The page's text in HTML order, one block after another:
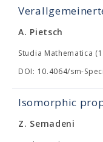
A. Pietsch
Studia Mathematica
DOI: 10.4064/sm-
Isomorphic
Z. Semadeni